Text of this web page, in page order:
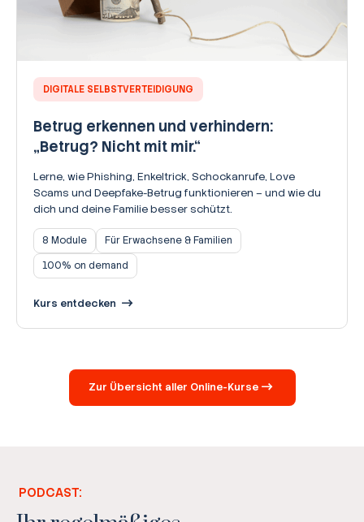
DIGITALE SELBSTVERTEIDIGUNG
Betrug erkennen und verhindern:
„Betrug? Nicht mit mir.“
Lerne, wie Phishing, Enkeltrick, Schockanrufe, Love
Scams und Deepfake-Betrug funktionieren – und wie du
dich und deine Familie besser schützt.
8 Module
Für Erwachsene & Familien
100% on demand
Kurs entdecken
Zur Übersicht aller Online-Kurse
PODCAST: